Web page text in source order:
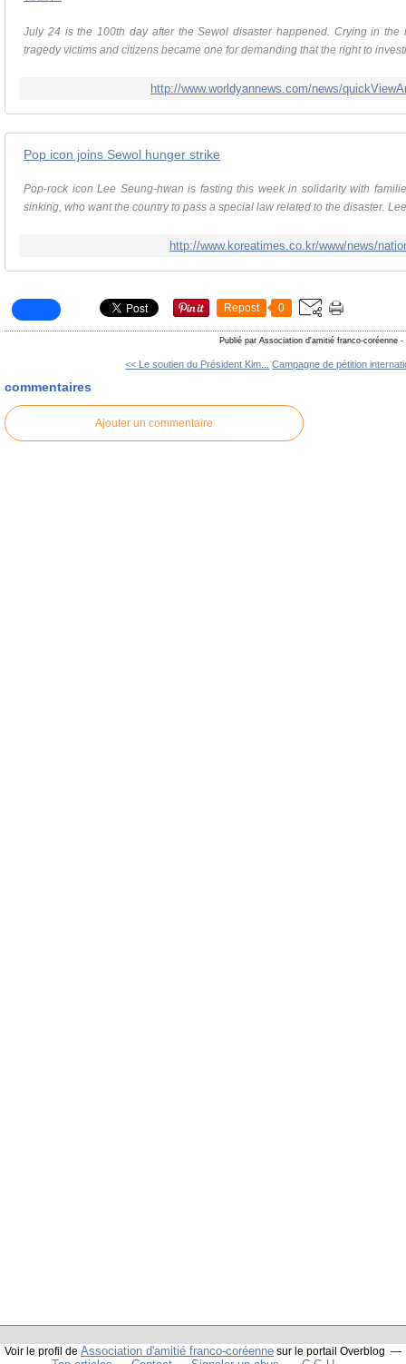
July 24 is the 100th day after the Sewol disaster happened. Crying in the
tragedy victims and citizens became one for demanding that the right to
http://www.worldyannews.com/news/
Pop icon joins Sewol hunger strike
Pop-rock icon Lee Seung-hwan is fasting this week in solidarity with
sinking, who want the country to pass a special law related to the disaster.
http://www.koreatimes.co.kr/www/news/
Repost 0
Publié par Association d'amitié franco-coréenne -
<< Le soutien du Président Kim... Campagne de pétition
commentaires
Ajouter un commentaire
Voir le profil de Association d'amitié franco-coréenne sur le portail Overblog